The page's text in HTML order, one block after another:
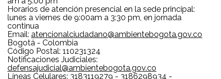
Horarios de atención presencial en la sede principal:
lunes a viernes de 9:00am a 3:30 pm, en jornada
continua
Email: atencionalciudadano@ambientebogota.gov.co
Bogotá - Colombia
Código Postal: 110231324
Notificaciones Judiciales:
defensajudicial@ambientebogota.gov.co
Líneas Celulares: 3183119279 - 3186298934 -